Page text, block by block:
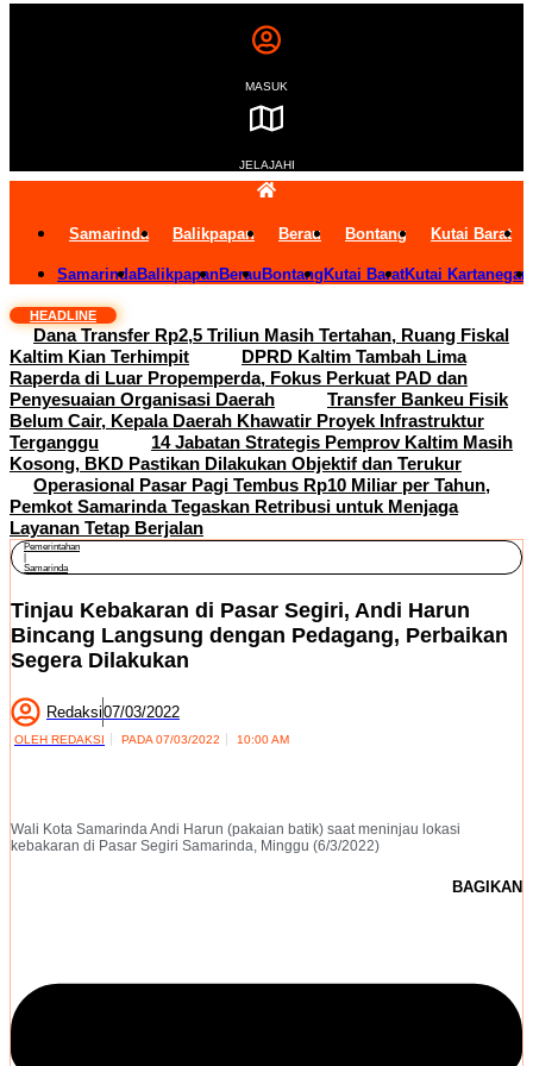
MASUK
JELAJAHI
Samarinda Balikpapan Berau Bontang Kutai Barat
SamarindaBalikpapanBerau Bontang Kutai BaratKutai
HEADLINE
Dana Transfer Rp2,5 Triliun Masih Tertahan, Ruang Fiskal
Kaltim Kian Terhimpit
DPRD Kaltim Tambah Lima
Raperda di Luar Propemperda, Fokus Perkuat PAD dan
Penyesuaian Organisasi Daerah
Transfer Bankeu Fisik
Belum Cair, Kepala Daerah Khawatir Proyek Infrastruktur
Terganggu
14 Jabatan Strategis Pemprov Kaltim Masih
Kosong, BKD Pastikan Dilakukan Objektif dan Terukur
Operasional Pasar Pagi Tembus Rp10 Miliar per Tahun,
Pemkot Samarinda Tegaskan Retribusi untuk Menjaga
Layanan Tetap Berjalan
Pemerintahan
Samarinda
Tinjau Kebakaran di Pasar Segiri, Andi Harun
Bincang Langsung dengan Pedagang, Perbaikan
Segera Dilakukan
Redaksi07/03/2022
OLEH REDAKSI PADA 07/03/2022 10:00 AM
Wali Kota Samarinda Andi Harun (pakaian batik) saat meninjau lokasi
kebakaran di Pasar Segiri Samarinda, Minggu (6/3/2022)
BAGIKAN